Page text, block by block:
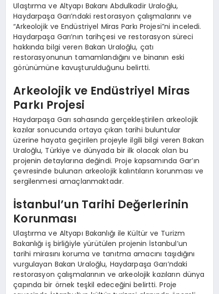
Ulaştırma ve Altyapı Bakanı Abdulkadir Uraloğlu,
Haydarpaşa Garı’ndaki restorasyon çalışmalarını ve
“Arkeolojik ve Endüstriyel Miras Parkı Projesi”ni inceledi.
Haydarpaşa Garı’nın tarihçesi ve restorasyon süreci
hakkında bilgi veren Bakan Uraloğlu, çatı
restorasyonunun tamamlandığını ve binanın eski
görünümüne kavuşturulduğunu belirtti.
Arkeolojik ve Endüstriyel Miras
Parkı Projesi
Haydarpaşa Garı sahasında gerçekleştirilen arkeolojik
kazılar sonucunda ortaya çıkan tarihi buluntular
üzerine hayata geçirilen projeyle ilgili bilgi veren Bakan
Uraloğlu, Türkiye ve dünyada bir ilk olacak olan bu
projenin detaylarına değindi. Proje kapsamında Gar’ın
çevresinde bulunan arkeolojik kalıntıların korunması ve
sergilenmesi amaçlanmaktadır.
İstanbul’un Tarihi Değerlerinin
Korunması
Ulaştırma ve Altyapı Bakanlığı ile Kültür ve Turizm
Bakanlığı iş birliğiyle yürütülen projenin İstanbul’un
tarihi mirasını koruma ve tanıtma amacını taşıdığını
vurgulayan Bakan Uraloğlu, Haydarpaşa Garı’ndaki
restorasyon çalışmalarının ve arkeolojik kazıların dünya
çapında bir örnek teşkil edeceğini belirtti. Proje